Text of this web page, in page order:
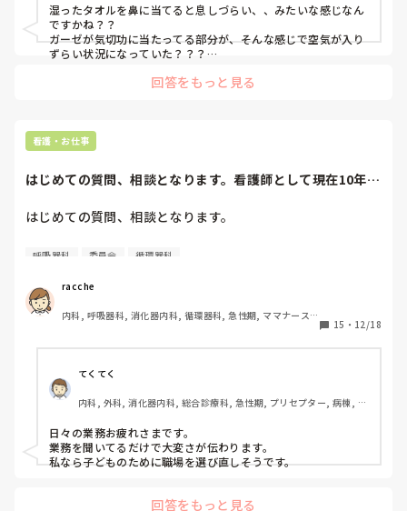
湿ったタオルを鼻に当てると息しづらい、、みたいな感じなん
ですかね？？
ガーゼが気切功に当たってる部分が、そんな感じで空気が入り
ずらい状況になっていた？？？
回答をもっと見る
看護・お仕事
はじめての質問、相談となります。看護師として現在10年目
はじめての質問、相談となります。
看護師として現在10年目で、総合病院や施設で働いた経緯が
現在、個人病院の急性期病棟で働き始めて3年目となりま
す。
リーダー業務をしながら新人フォローと2-5年目ナースの指
委員会活動
学生指導
ともあって、患者さんのケアマネやケースワーカーさん等と
の連携カンファレンスを行いながら、早期からの退院調整
呼吸器科 委員会 循環器科
racche
内科, 呼吸器科, 消化器内科, 循環器科, 急性期, ママナース,
15 ・ 12/18
てくてく
内科, 外科, 消化器内科, 総合診療科, 急性期, プリセプター, 病棟, 消
日々の業務お疲れさまです。
業務を聞いてるだけで大変さが伝わります。
私なら子どものために職場を選び直しそうです。
回答をもっと見る